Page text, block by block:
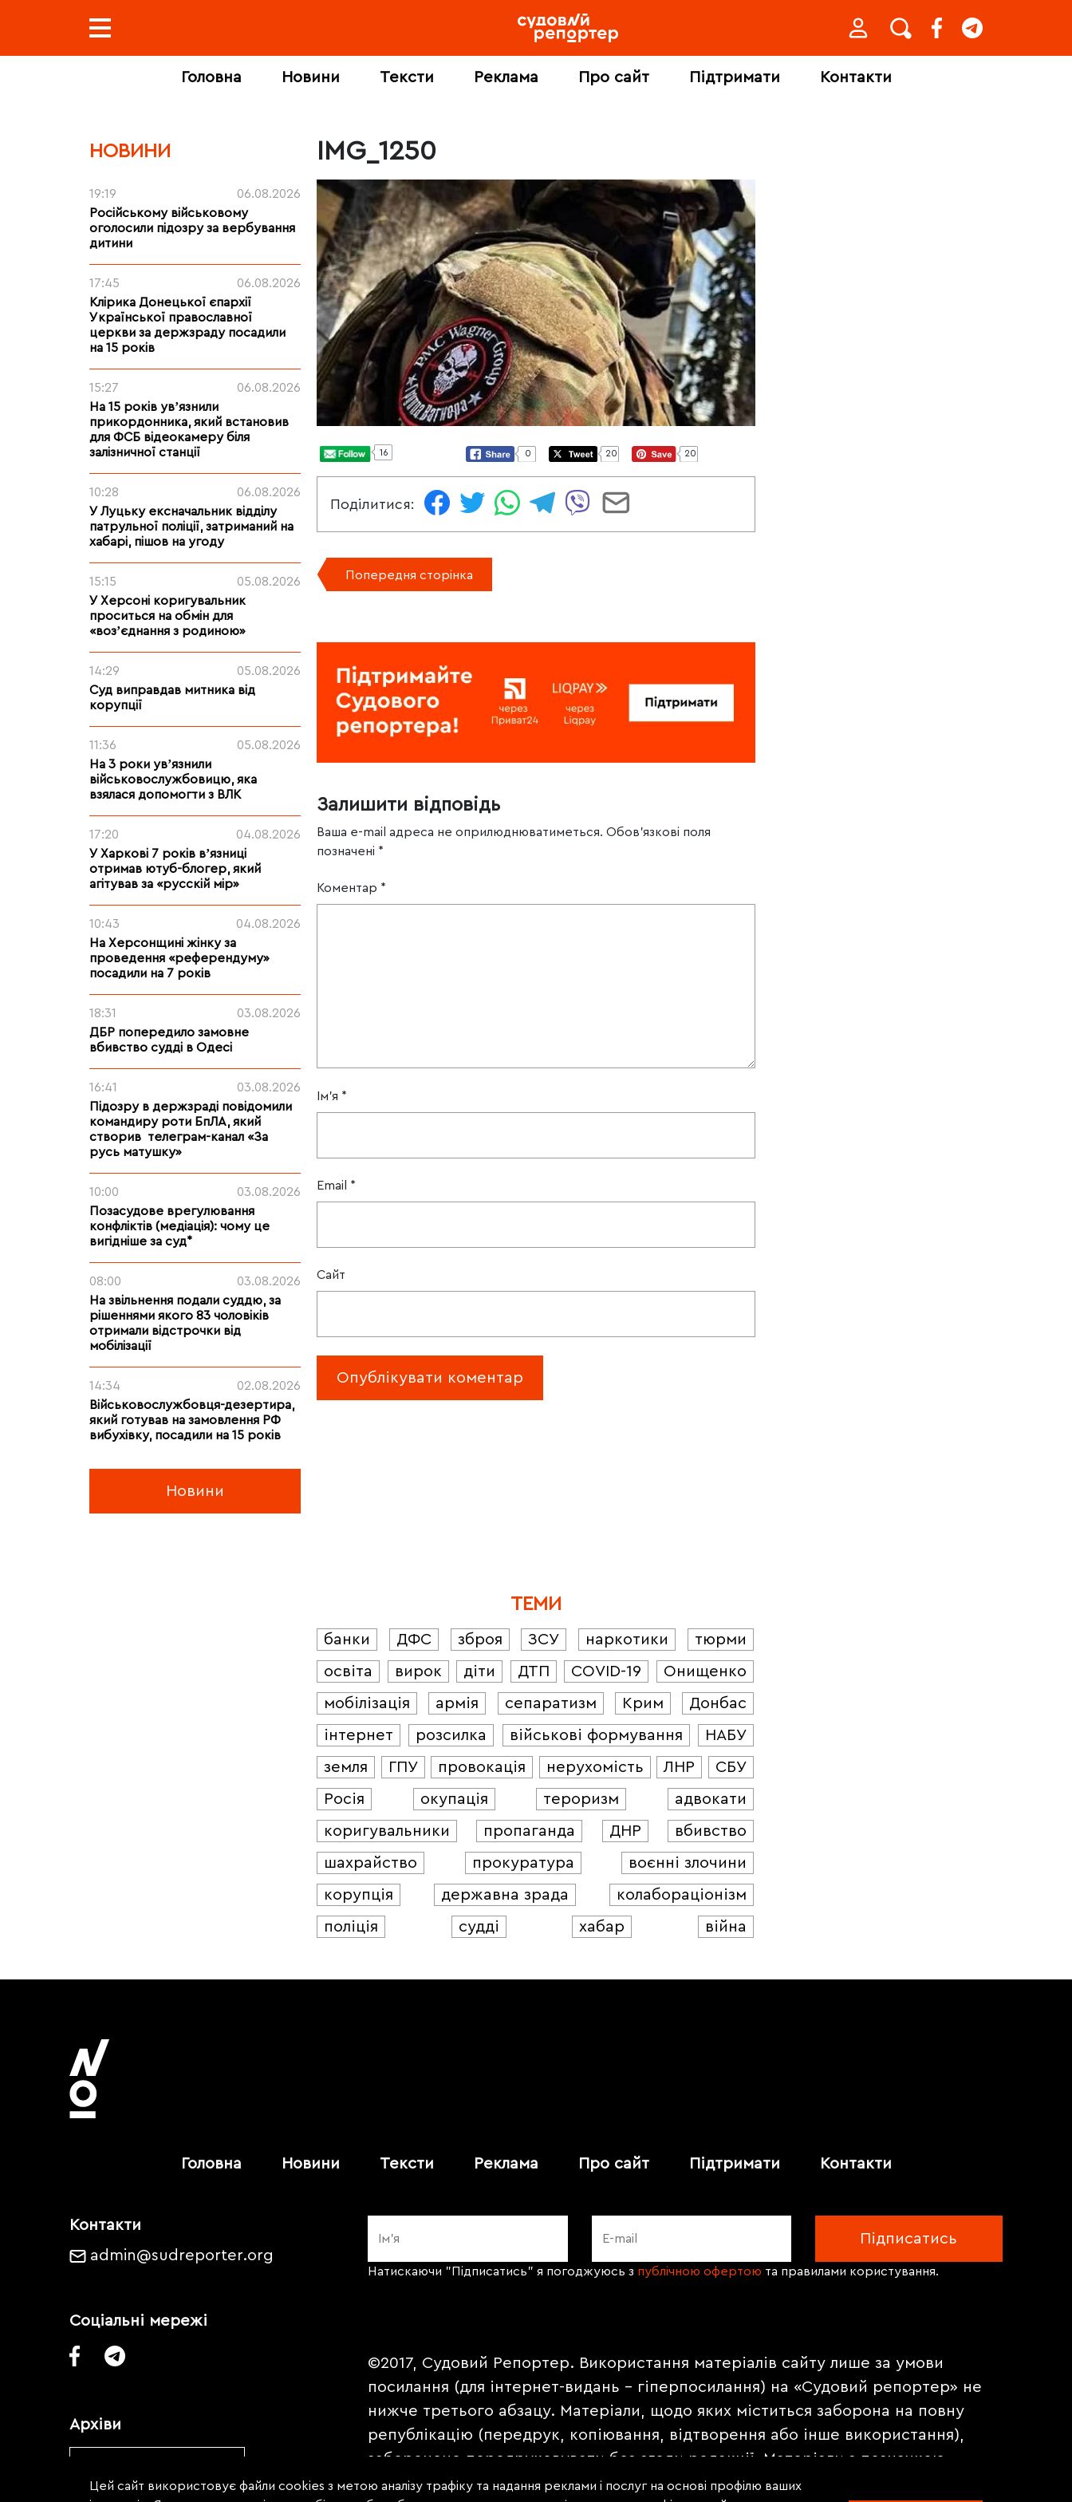
Головна Новини Тексти Реклама Про сайт Підтримати Контакти
НОВИНИ
19:19
06.08.2026
Російському військовому
оголосили підозру за вербування
дитини
17:45
06.08.2026
Клірика Донецької єпархії
Української православної
церкви за держзраду посадили
на 15 років
15:27
06.08.2026
На 15 років увʼязнили
прикордонника, який встановив
для ФСБ відеокамеру біля
залізничної станції
10:28
06.08.2026
У Луцьку ексначальник відділу
патрульної поліції, затриманий на
хабарі, пішов на угоду
15:15
05.08.2026
У Херсоні коригувальник
проситься на обмін для
«возʼєднання з родиною»
14:29
05.08.2026
Суд виправдав митника від
корупції
11:36
05.08.2026
На 3 роки увʼязнили
військовослужбовицю, яка
взялася допомогти з ВЛК
17:20
04.08.2026
У Харкові 7 років вʼязниці
отримав ютуб-блогер, який
агітував за «русскій мір»
10:43
04.08.2026
На Херсонщині жінку за
проведення «референдуму»
посадили на 7 років
18:31
03.08.2026
ДБР попередило замовне
вбивство судді в Одесі
16:41
03.08.2026
Підозру в держзраді повідомили
командиру роти БпЛА, який
створив телеграм-канал «За
русь матушку»
10:00
03.08.2026
Позасудове врегулювання
конфліктів (медіація): чому це
вигідніше за суд*
08:00
03.08.2026
На звільнення подали суддю, за
рішеннями якого 83 чоловіків
отримали відстрочки від
мобілізації
14:34
02.08.2026
Військовослужбовця-дезертира,
який готував на замовлення РФ
вибухівку, посадили на 15 років
Новини
IMG_1250
16 0 20 20
Поділитися:
Попередня сторінка
Залишити відповідь
Ваша e-mail адреса не оприлюднюватиметься. Обов’язкові поля
позначені *
Коментар *
Ім'я *
Email *
Сайт
ТЕМИ
банки ДФС зброя ЗСУ наркотики
тюрми
освіта
вирок діти ДТП COVID-19
Онищенко
мобілізація
армія сепаратизм Крим
Донбас
інтернет
розсилка військові формування
НАБУ
земля
ГПУ провокація нерухомість ЛНР
СБУ
Росія
окупація тероризм
адвокати
коригувальники
пропаганда ДНР
вбивство
шахрайство
прокуратура
воєнні злочини
корупція
державна зрада
колабораціонізм
поліція
судді хабар війна
Головна Новини Тексти Реклама Про сайт Підтримати Контакти
Контакти
admin@sudreporter.org
Соціальні мережі
Архіви
Натискаючи "Підписатись" я погоджуюсь з публічною офертою та правилами користування.
©2017, Судовий Репортер. Використання матеріалів сайту лише за умови
посилання (для інтернет-видань - гіперпосилання) на «Судовий репортер» не
нижче третього абзацу. Матеріали, щодо яких міститься заборона на повну
републікацію (передрук, копіювання, відтворення або інше використання),
заборонено передруковувати без згоди редакції. Матеріали з позначкою
PROMOTED, ЗА ПІДТРИМКИ, * публікуються на правах реклами.
Цей сайт використовує файли cookies з метою аналізу трафіку та надання реклами і послуг на основі профілю ваших